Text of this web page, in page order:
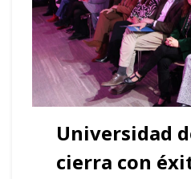
Universidad
cierra con